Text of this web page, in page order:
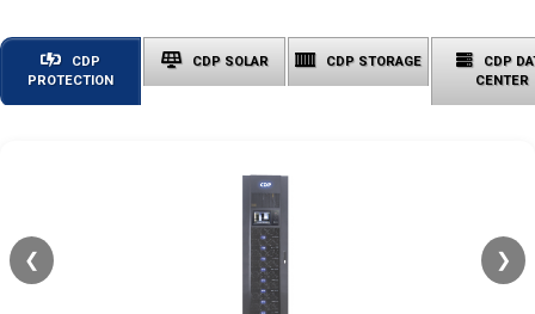
CDP
PROTECTION
CDP SOLAR CDP STORAGE
CDP
CENTER
❮ ❯